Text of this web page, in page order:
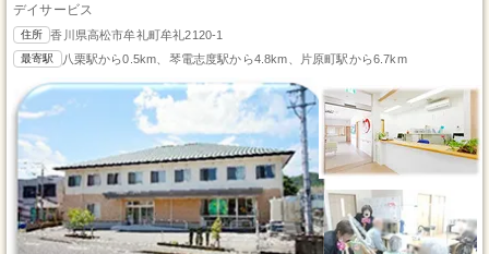
デイサービス
住所 香川県高松市牟礼町牟礼2120-1
最寄駅 八栗駅から0.5km、琴電志度駅から4.8km、片原町駅から6.7km